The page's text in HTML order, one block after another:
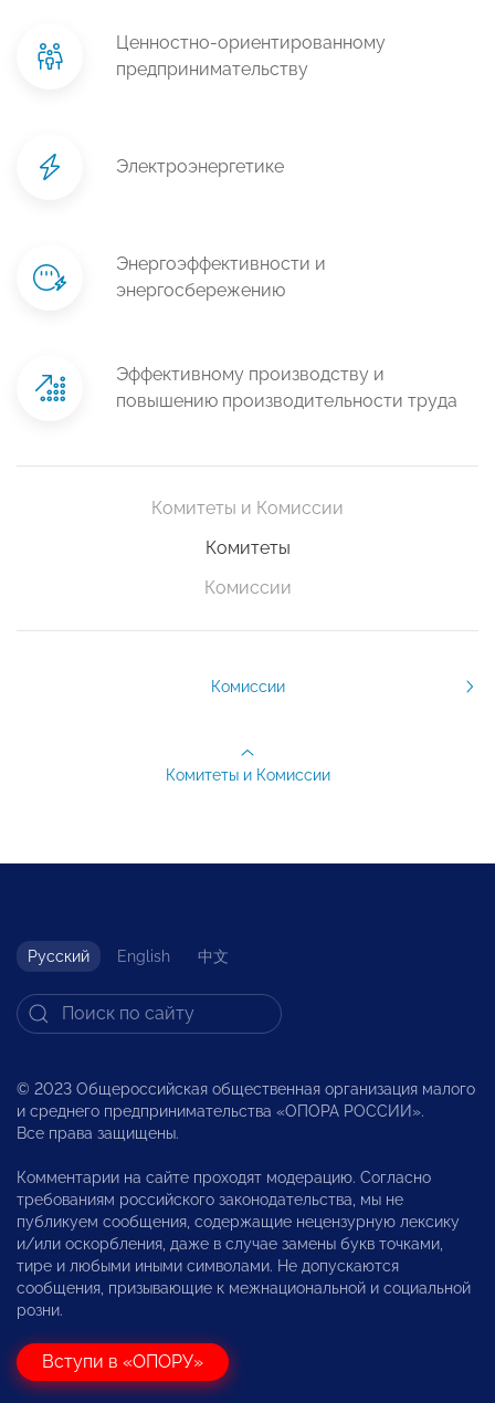
Ценностно-ориентированному
предпринимательству
Электроэнергетике
Энергоэффективности и
энергосбережению
Эффективному производству и
повышению производительности труда
Комитеты и Комиссии
Комитеты
Комиссии
Комиссии
Комитеты и Комиссии
Русский English 中文
© 2023 Общероссийская общественная организация малого
и среднего предпринимательства «ОПОРА РОССИИ».
Все права защищены.
Комментарии на сайте проходят модерацию. Согласно
требованиям российского законодательства, мы не
публикуем сообщения, содержащие нецензурную лексику
и/или оскорбления, даже в случае замены букв точками,
тире и любыми иными символами. Не допускаются
сообщения, призывающие к межнациональной и социальной
розни.
Вступи в «ОПОРУ»